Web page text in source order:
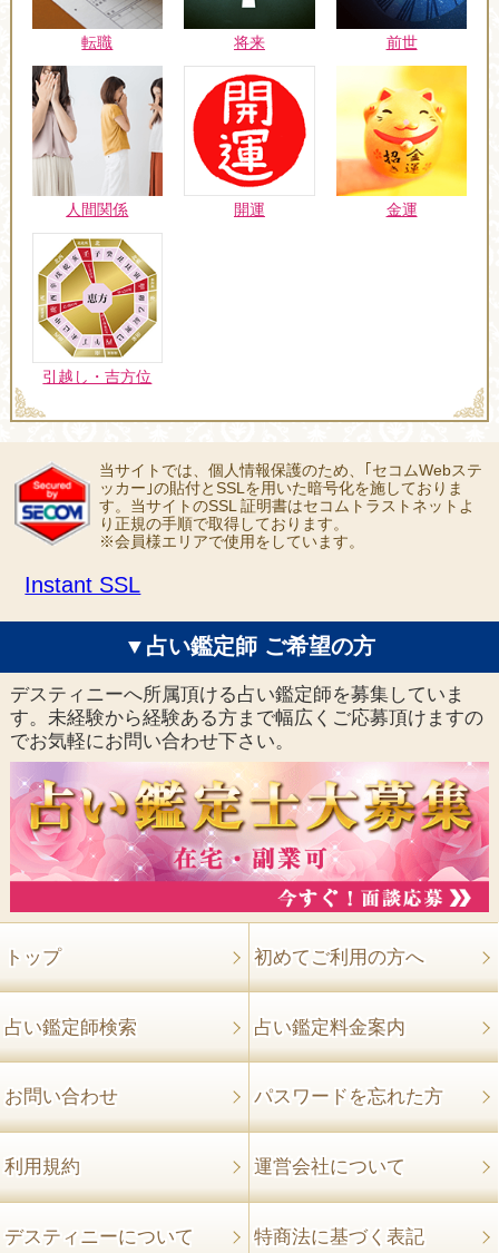
転職 将来 前世
人間関係 開運 金運
引越し・吉方位
当サイトでは、個人情報保護のため、｢セコムWebステ
ッカー｣の貼付とSSLを用いた暗号化を施しておりま
す。当サイトのSSL 証明書はセコムトラストネットよ
り正規の手順で取得しております。
※会員様エリアで使用をしています。
Instant SSL
▼占い鑑定師 ご希望の方
デスティニーへ所属頂ける占い鑑定師を募集していま
す。未経験から経験ある方まで幅広くご応募頂けますの
でお気軽にお問い合わせ下さい。
トップ 初めてご利用の方へ
占い鑑定師検索 占い鑑定料金案内
お問い合わせ パスワードを忘れた方
利用規約 運営会社について
デスティニーについて 特商法に基づく表記